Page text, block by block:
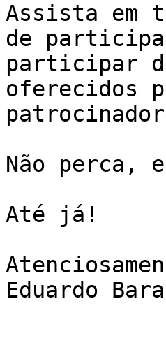
Assista em
de
participar
oferecidos
Não perca,
Até já!
Eduardo